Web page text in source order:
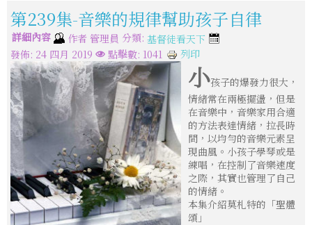
第239集-音樂的規律幫助孩子自律
詳細內容 作者 管理員 分類: 基督徒看天下
發佈: 24 四月 2019
點擊數: 1041 列印
小孩子的爆發力很大，
情緒常在兩極擺盪，但是
在音樂中，音樂家用合適
的方法表達情緒，拉長時
間，以均勻的音樂元素呈
現曲風。小孩子學琴或是
練唱，在控制了音樂速度
之際，其實也管理了自己
的情緒。
本集介紹莫札特的「聖體
頌」